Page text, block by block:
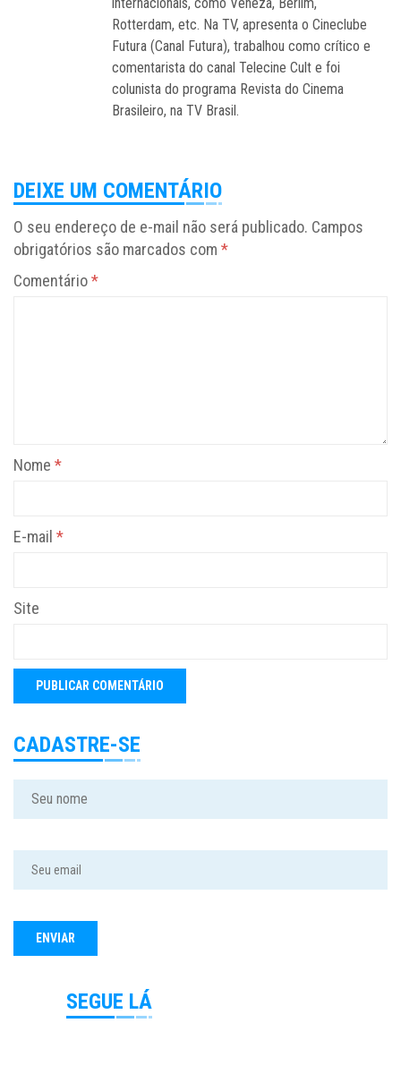
Rotterdam, etc. Na TV, apresenta o Cineclube
Futura (Canal Futura), trabalhou como crítico e
comentarista do canal Telecine Cult e foi
colunista do programa Revista do Cinema
Brasileiro, na TV Brasil.
DEIXE UM COMENTÁRIO
O seu endereço de e-mail não será publicado. Campos
obrigatórios são marcados com *
Comentário*
Nome *
E-mail *
Site
CADASTRE-SE
SEGUE LÁ